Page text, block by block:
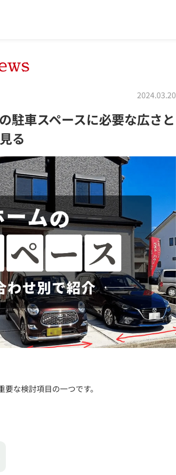
2024.03.20
駐車スペースに必要な広さと
る
な検討項目の一つです。